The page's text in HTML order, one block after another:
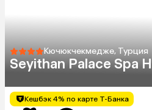
Кючюкчекмедже, Турция
Seyithan Palace Spa
Кешбэк 4% по карте Т-Банка